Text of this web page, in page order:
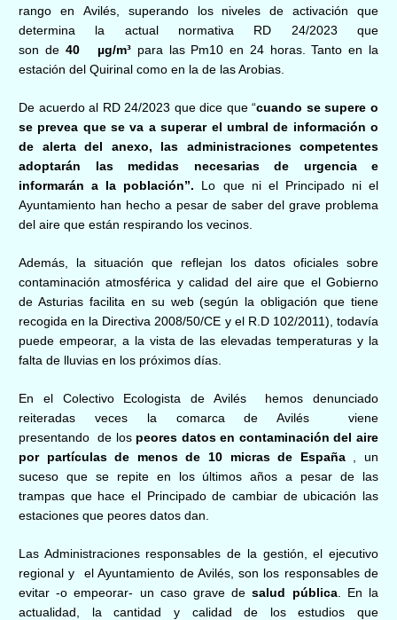
rango en Avilés, superando los niveles de activación que
determina la actual normativa RD 24/2023que
son de 40 µg/m³ para las Pm10 en 24 horas.Tanto en la
estación del Quirinal como en la de las Arobias.
De acuerdo al RD 24/2023 que dice que “cuando se supere o
se prevea que se va a superar el umbral de información o
de alerta del anexo, las administraciones competentes
adoptarán las medidas necesarias de urgencia e
informarán a la población”. Lo que ni el Principado ni el
Ayuntamiento han hecho a pesar de saber del grave problema
del aire que están respirando los vecinos.
Además, la situación que reflejan los datos oficiales sobre
contaminación atmosférica y calidad del aire que el Gobierno
de Asturias facilita en su web (según la obligación que tiene
recogida en la Directiva 2008/50/CE y el R.D 102/2011), todavía
puede empeorar, a la vista de las elevadas temperaturas y la
falta de lluvias en los próximos días.
En el Colectivo Ecologista de Avilés
hemos denunciado
reiteradas veces la comarca de Avilés
viene
presentando de los peores datos en contaminación del aire
por partículasde menos de 10 micras de España
, un
suceso que se repite en los últimos añosa pesar de las
trampas que hace el Principado de cambiar de ubicación las
estaciones que peores datos dan.
Las Administraciones responsables de la gestión, el ejecutivo
regional y el Ayuntamiento de Avilés, son los responsables de
evitar -o empeorar- un caso grave desalud pública. En la
actualidad, la cantidad y calidad de los estudios que